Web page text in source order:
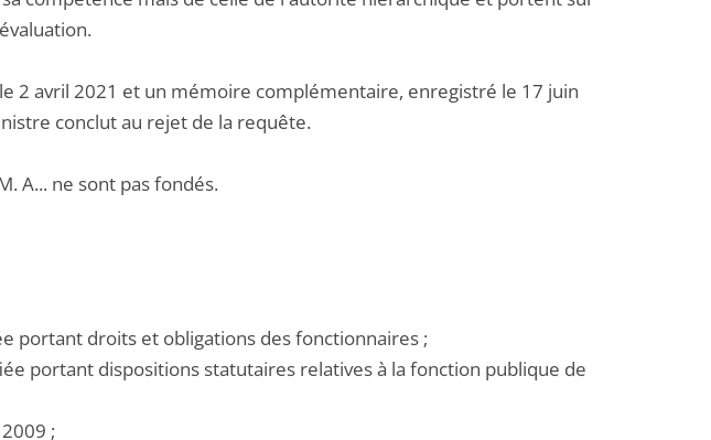
2 avril 2021 et un mémoire complémentaire, enregistré le 17 juin
conclut au rejet de la requête.
A... ne sont pas fondés.
portant droits et obligations des fonctionnaires ;
portant dispositions statutaires relatives à la fonction publique de
;